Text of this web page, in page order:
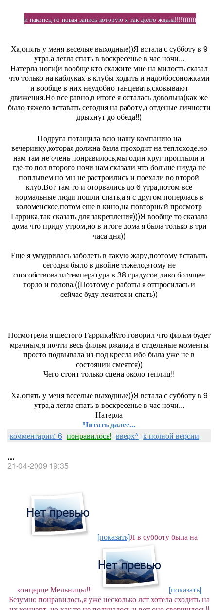
и наконец-то новая запись которую я так долго ждала!!!!)))))))
Ха,опять у меня веселые выходные))Я встала с субботу в 9
утра,а легла спать в воскресенье в час ночи...
Натерла ноги(и вообще кто скажите мне на милость сказал
что только на каблуках в клубы ходить и надо)босоножками
и вообще в них неудобно танцевать,сковывают
движения.Но все равно,в итоге я осталась довольна(как же
было тяжело вставать сегодня на работу,а отденые личности
дрыхнут до обеда!!)
Подруга потащила всю нашу компанию на
вечеринку,которая должна была проходит на теплоходе.но
нам там не очень понравилось,мы один круг проплыли и
где-то пол второго ночи нам сказали что больше ниуда не
поплывем,но мы не растроились и поехали во второй
клуб.Вот там то и оторвались до 6 утра,потом все
нормальные люди пошли спать,а я с другом поперлась в
коломенское,потом еще в кино,на повторный просмотр
Гаррика,так сказать для закрепления)))Я вообще то сказала
дома что приду утром,но в итоге дома я была только в три
часа дня))
Еще я умудрилась заболеть в такую жару,поэтому вставать
сегодня было в двойне тяжело,этому не
способствовали:температура в 38 градусов,дико болящее
горло и голова.((Поэтому с работы я отпросилась и
сейчас буду лечится и спать))
Посмотрела я шестого Гаррика!Кто говорил что фильм будет
мрачным,я почти весь фильм ржала,а в отдельные моменты
просто подвывала из-под кресла ибо была уже не в
состоянии смеятся))
Чего стоит толькосцена около теплиц!!
Ха,опять у меня веселые выходные))Я встала с субботу в 9
утра,а легла спать в воскресенье в час ночи...
Натерла
Читать далее...
комментарии: 6 понравилось! вверх^ к полной версии
...
21-04-2009 19:35
[показать]Я в субботу была на
концерце Мельницы!!!
[показать]
Безумно понравилось,я уже несколько лет хотела сходить на